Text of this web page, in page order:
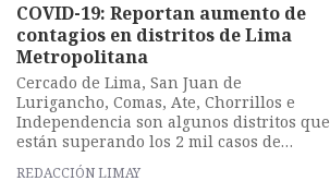
COVID-19: Reportan aumento de
contagios en distritos de Lima
Metropolitana
Cercado de Lima, San Juan de
Lurigancho, Comas, Ate, Chorrillos e
Independencia son algunos distritos que
están superando los 2 mil casos de
coronavirus.
REDACCIÓN LIMAY